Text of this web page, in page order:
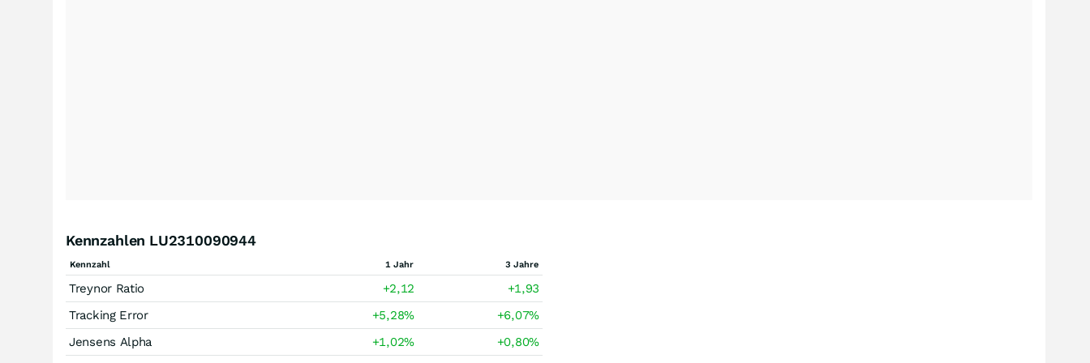
Kennzahlen LU2310090944
Kennzahl 1 Jahr 3 Jahre
Treynor Ratio +2,12
+1,93
Tracking Error
+5,28% +6,07%
Jensens Alpha
+1,02% +0,80%